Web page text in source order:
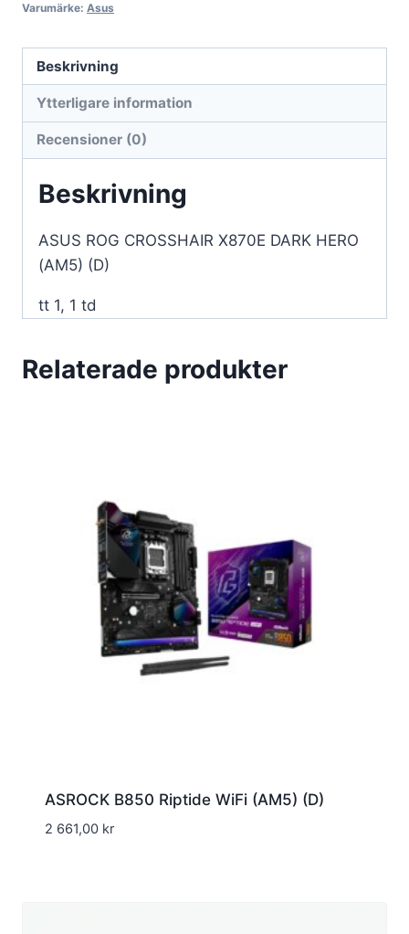
Varumärke: Asus
Beskrivning
Ytterligare information
Recensioner (0)
Beskrivning
ASUS ROG CROSSHAIR X870E DARK HERO
(AM5) (D)
tt 1, 1 td
Relaterade produkter
ASROCK B850 Riptide WiFi (AM5) (D)
2 661,00 kr